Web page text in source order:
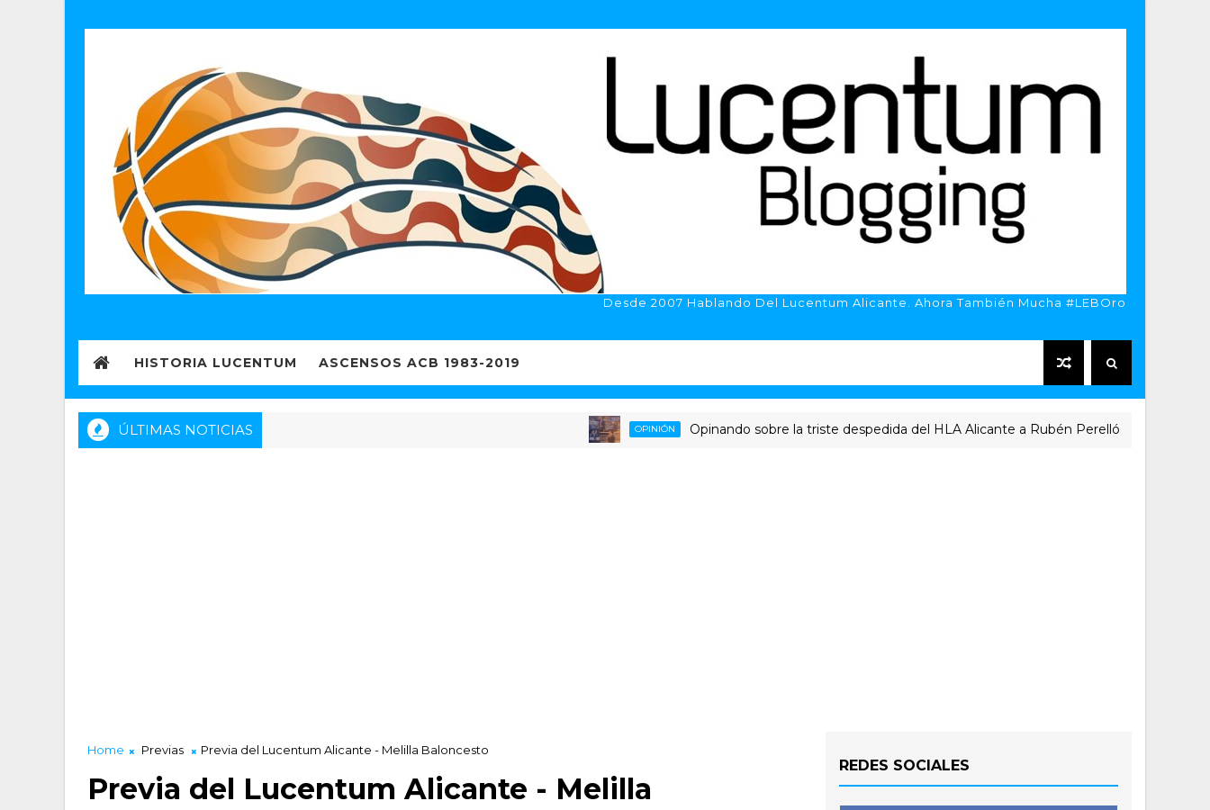
Desde 2007 Hablando Del Lucentum Alicante. Ahora También Mucha #LEBOro
HISTORIA LUCENTUM ASCENSOS ACB 1983-2019
ÚLTIMAS NOTICIAS OPINIÓN Opinando sobre la triste despedida del HLA Alicante a Rubén Perelló
Home Previas Previa del Lucentum Alicante - Melilla Baloncesto
Previa del Lucentum Alicante - Melilla
REDES SOCIALES